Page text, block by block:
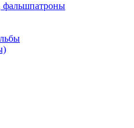
фальшпатроны